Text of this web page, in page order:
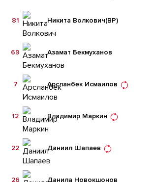
Никита Волкович(ВР)
81
Азамат Бекмуханов
69
Арсланбек Исмаилов
7
Владимир Маркин
12
Даниил Шапаев
22
Данила Новокшонов
26